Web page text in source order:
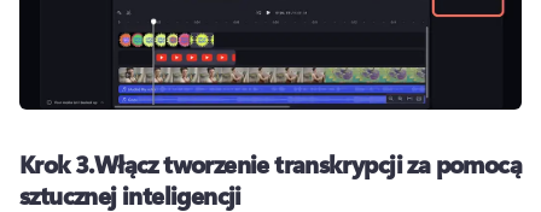
Krok 3.Włącz tworzenie transkrypcji za pomocą
sztucznej inteligencji